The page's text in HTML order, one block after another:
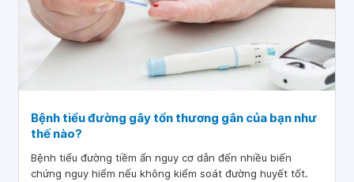
Bệnh tiểu đường gây tổn thương gân của bạn như
thế nào?
Bệnh tiểu đường tiềm ẩn nguy cơ dẫn đến nhiều biến
chứng nguy hiểm nếu không kiểm soát đường huyết tốt.